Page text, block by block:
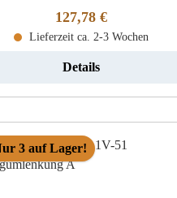
Regulärer Preis:
127,78 €
Lieferzeit ca. 2-3 Wochen
Details
3 auf Lager!